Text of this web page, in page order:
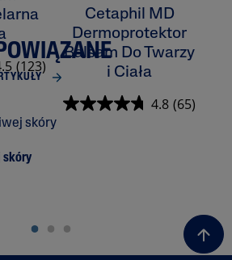
(123)
Cetaphil MD
Dermoprotektor
Balsam Do Twarzy
i Ciała
4.8 (65)
skóry